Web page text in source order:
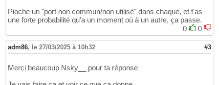
Pioche un "port non commun/non utilisé" dans chaque, et t'as
une forte probabilité qu'a un moment où à un autre, ça passe.
0
0
adm86, le 27/03/2025 à 10h32 #3
Merci beaucoup Nsky__ pour ta réponse